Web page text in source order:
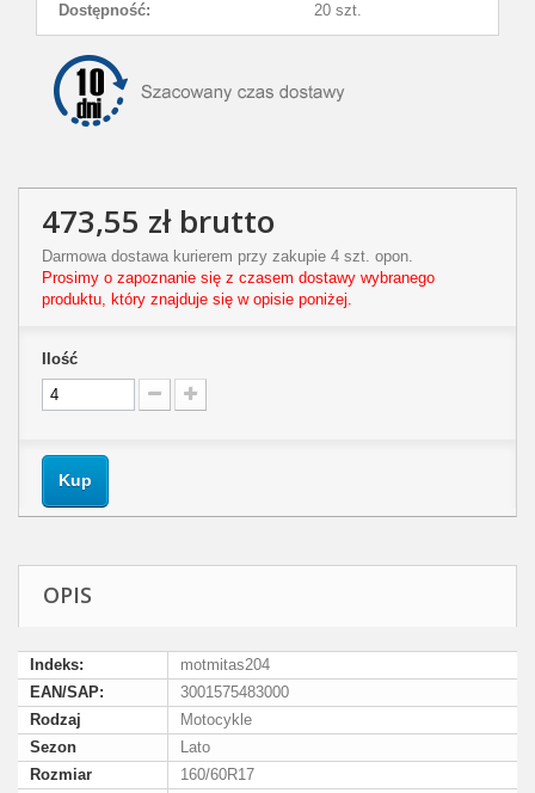
Dostępność: 20 szt.
473,55 złbrutto
Darmowa dostawa kurierem przy zakupie 4 szt. opon.
Prosimy o zapoznanie się z czasem dostawy wybranego
produktu, który znajduje się w opisie poniżej.
Ilość
Kup
OPIS
Indeks:
motmitas204
EAN/SAP:
3001575483000
Rodzaj
Motocykle
Sezon
Lato
Rozmiar
160/60R17